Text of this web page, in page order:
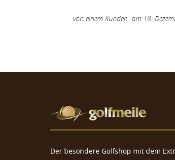
von einem Kunden am 18.
Der besondere Golfshop mit dem